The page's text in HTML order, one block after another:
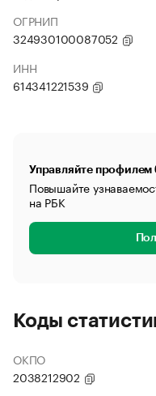
ОГРНИП
324930100087052
ИНН
614341221539
Управляйте профилем
Повышайте
на РБК
Коды
ОКПО
2038212902